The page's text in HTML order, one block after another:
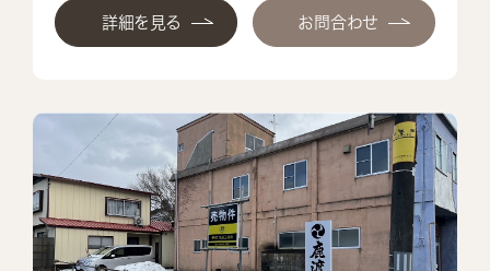
詳細を見る お問合わせ